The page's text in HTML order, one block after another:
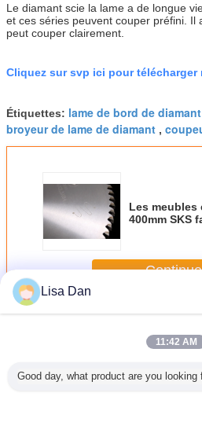
Le diamant scie la lame a de longue
et ces séries peuvent couper préfini. Il
peut couper clairement.
Cliquez sur svp ici pour
Étiquettes: lame de bord de diamant
broyeur de lame de diamant ,
Les meubles
400mm SKS
PlusLe diamant scie la lame
Lisa Dan
11:42 AM
Good day, what product are you looking